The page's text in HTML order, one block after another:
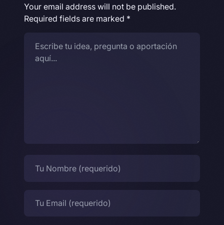
Your email address will not be published.
Required fields are marked *